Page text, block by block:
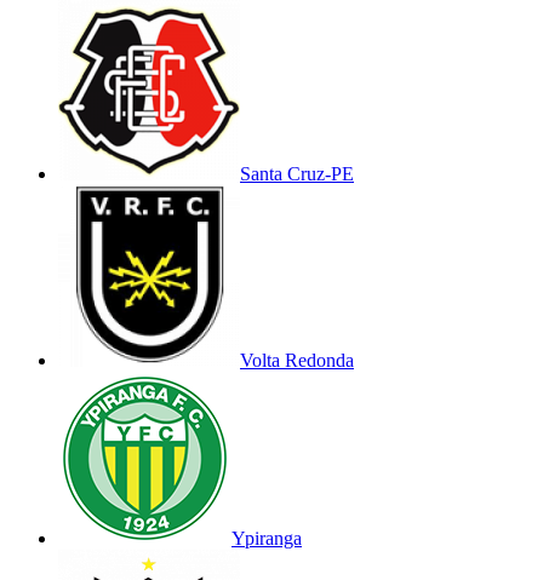
Santa Cruz-PE
Volta Redonda
Ypiranga